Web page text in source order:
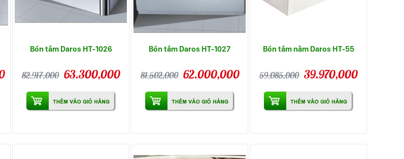
Bồn tắm Daros HT-1026
82.917,000 63.300,000
Bồn tắm Daros HT-1027
81.502,000 62.000,000
Bồn tắm nằm Daros HT-55
59.085,000 39.970,000